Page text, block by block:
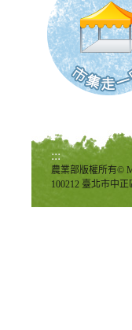
:::
農業部版權所有©
100212 臺北市中